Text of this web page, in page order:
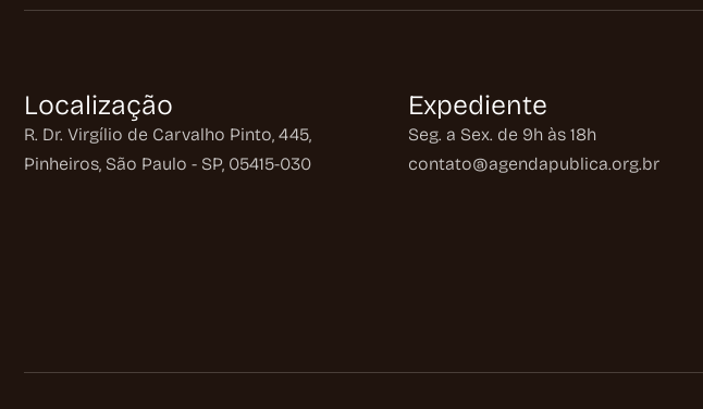
Localização
R. Dr. Virgílio de Carvalho Pinto, 445,
Pinheiros, São Paulo - SP, 05415-030
Expediente
Seg. a Sex. de 9h às 18h
contato@agendapublica.org.br